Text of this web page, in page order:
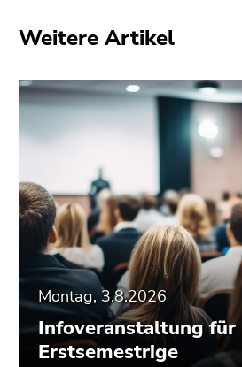
Weitere Artikel
Montag, 3.8.2026
Infoveranstaltung für
Erstsemestrige